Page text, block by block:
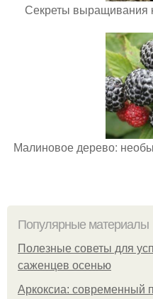
Секреты выращивания
Малиновое дерево:
Популярные материалы
Полезные советы для
саженцев осенью
Аркоксиа: современный